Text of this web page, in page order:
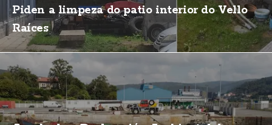
Piden a limpeza do patio interior do Vello
Raíces